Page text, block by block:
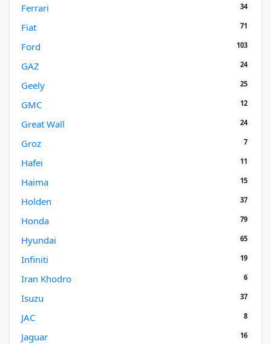
Ferrari 34
Fiat 71
Ford 103
GAZ 24
Geely 25
GMC 12
Great Wall 24
Groz 7
Hafei 11
Haima 15
Holden 37
Honda 79
Hyundai 65
Infiniti 19
Iran Khodro 6
Isuzu 37
JAC 8
Jaguar 16